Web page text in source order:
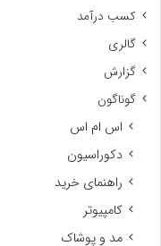
کسب درآمد
گالری
گزارش
گوناگون
اس ام اس
دکوراسیون
راهنمای خرید
کامپیوتر
مد و پوشاک